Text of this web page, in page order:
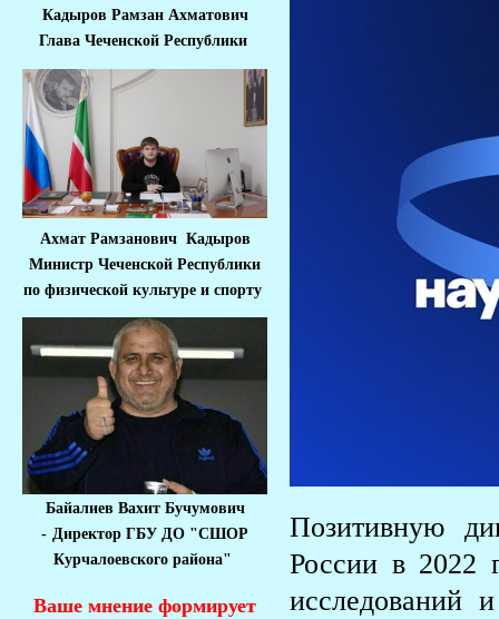
Кадыров Рамзан Ахматович
Глава Чеченской Республики
Ахмат Рамзанович Кадыров
Министр Чеченской Республики
по физической культуре и спорту
Байалиев Вахит Бучумович
- Директор ГБУ ДО "СШОР
Курчалоевского района"
Ваше мнение формирует
Позитивную
России в 2022